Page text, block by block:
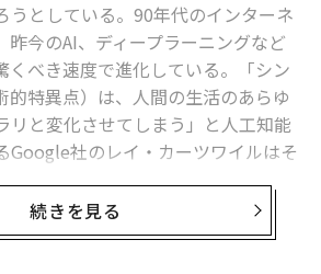
うとしている。90年代のインターネ
昨今のAI、ディープラーニングなど
くべき速度で進化している。「シン
的特異点）は、人間の生活のあらゆ
リと変化させてしまう」と人工知能
Google社のレイ・カーツワイルはそ
し、経済界ではすでに、われ先にと
入れる努力をしている。それはすで
ところであろう。
続きを見る